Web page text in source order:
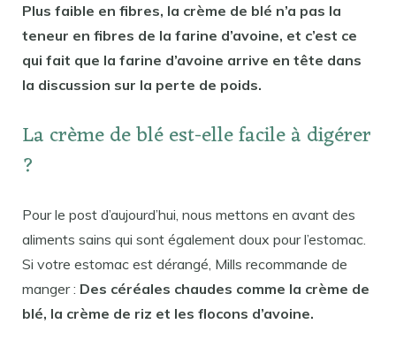
Plus faible en fibres, la crème de blé n’a pas la
teneur en fibres de la farine d’avoine, et c’est ce
qui fait que la farine d’avoine arrive en tête dans
la discussion sur la perte de poids.
La crème de blé est-elle facile à digérer
?
Pour le post d’aujourd’hui, nous mettons en avant des
aliments sains qui sont également doux pour l’estomac.
Si votre estomac est dérangé, Mills recommande de
manger : Des céréales chaudes comme la crème de
blé, la crème de riz et les flocons d’avoine.